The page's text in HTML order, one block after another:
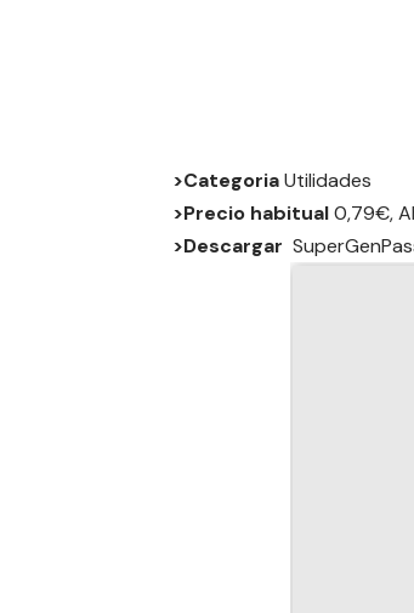
>CategoriaUtilidades
>Precio habitual0,79€,
>Descargar